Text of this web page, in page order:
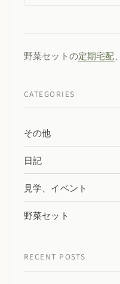
野菜セットの定期宅配
CATEGORIES
その他
日記
見学、イベント
野菜セット
RECENT POSTS